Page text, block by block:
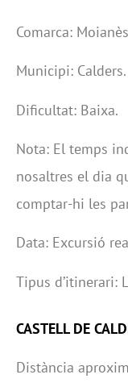
Comarca:
Municipi: Calders.
Dificultat: Baixa.
Nota: El temps
nosaltres el dia
comptar-hi les
Data: Excursió
Tipus d’itinerari:
CASTELL DE
Distància